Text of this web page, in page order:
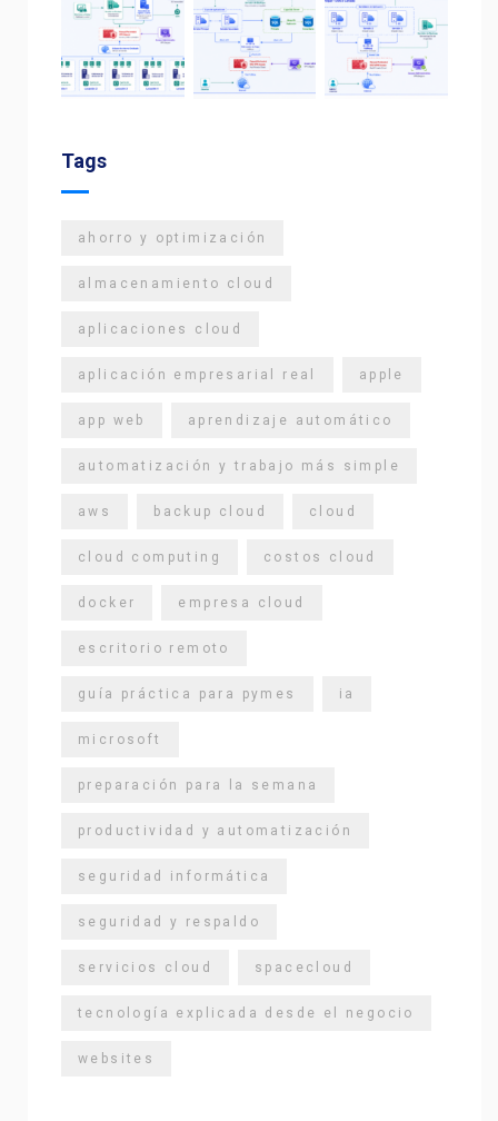
Tags
ahorro y optimización
almacenamiento cloud
aplicaciones cloud
aplicación empresarial real apple
app web aprendizaje automático
automatización y trabajo más simple
aws backup cloud cloud
cloud computing costos cloud
docker empresa cloud
escritorio remoto
guía práctica para pymes ia
microsoft
preparación para la semana
productividad y automatización
seguridad informática
seguridad y respaldo
servicios cloud spacecloud
tecnología explicada desde el negocio
websites